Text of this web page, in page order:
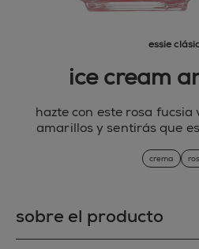
essie
ice cream
hazte con este rosa
amarillos y sentirás que
crema
sobre el producto